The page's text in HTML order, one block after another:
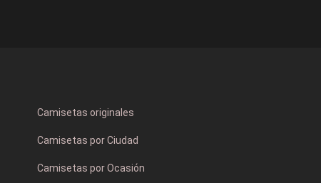
Camisetas originales
Camisetas por Ciudad
Camisetas por Ocasión